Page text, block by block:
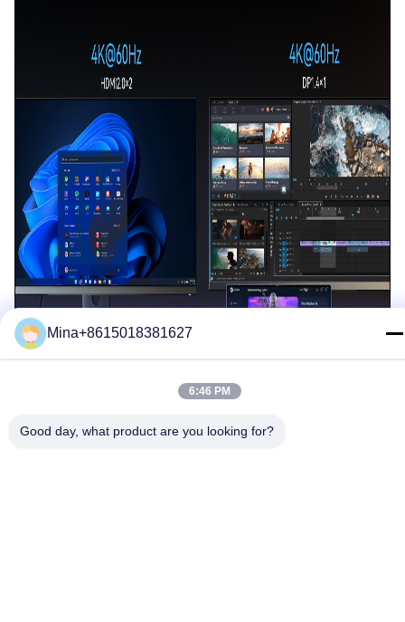
Mina+8615018381627
6:46 PM
Good day, what product are you looking for?